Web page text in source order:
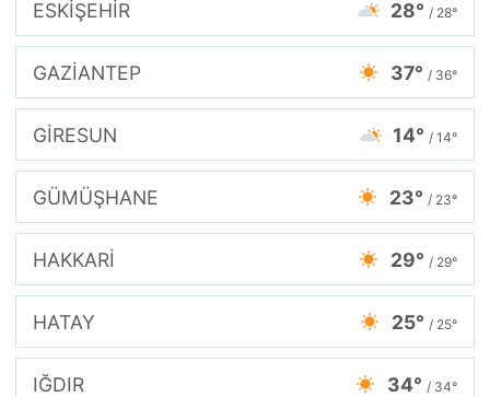
ESKİŞEHİR 28° / 28°
GAZİANTEP 37° / 36°
GİRESUN 14° / 14°
GÜMÜŞHANE 23° / 23°
HAKKARİ 29° / 29°
HATAY 25° / 25°
IĞDIR 34° / 34°